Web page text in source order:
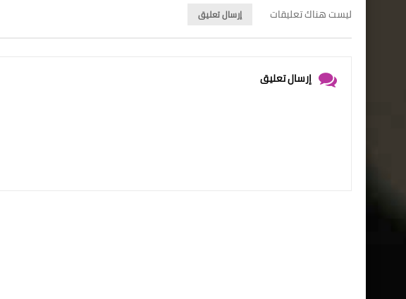
ليست هناك تعليقات إرسال تعليق
إرسال تعليق